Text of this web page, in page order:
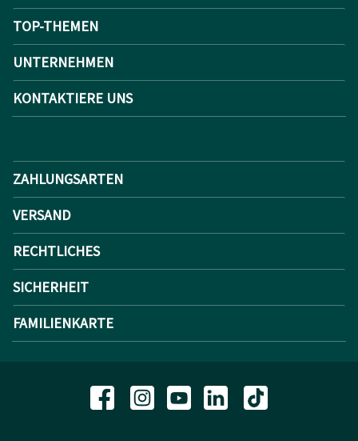
TOP-THEMEN
UNTERNEHMEN
KONTAKTIERE UNS
ZAHLUNGSARTEN
VERSAND
RECHTLICHES
SICHERHEIT
FAMILIENKARTE